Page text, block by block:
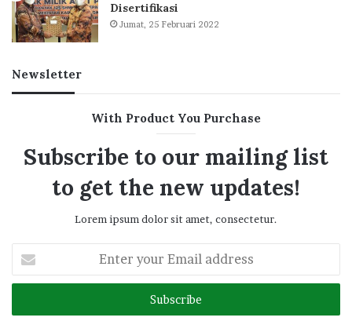
Disertifikasi
Jumat, 25 Februari 2022
Newsletter
With Product You Purchase
Subscribe to our mailing list
to get the new updates!
Lorem ipsum dolor sit amet, consectetur.
your
Email